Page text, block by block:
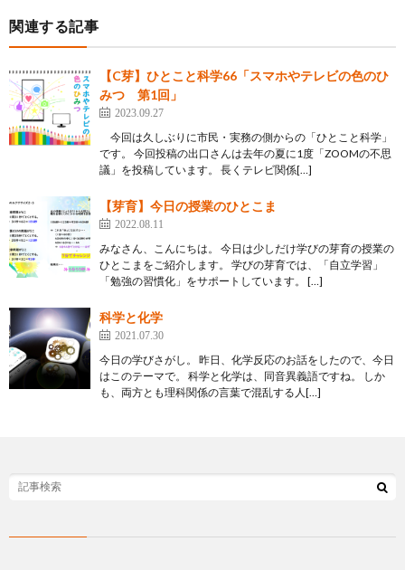
関連する記事
【C芽】ひとこと科学66「スマホやテレビの色のひ
みつ 第1回」
2023.09.27
今回は久しぶりに市民・実務の側からの「ひとこと科学」
です。 今回投稿の出口さんは去年の夏に1度「ZOOMの不思
議」を投稿しています。 長くテレビ関係[…]
【芽育】今日の授業のひとこま
2022.08.11
みなさん、こんにちは。 今日は少しだけ学びの芽育の授業の
ひとこまをご紹介します。 学びの芽育では、「自立学習」
「勉強の習慣化」をサポートしています。 […]
科学と化学
2021.07.30
今日の学びさがし。 昨日、化学反応のお話をしたので、今日
はこのテーマで。 科学と化学は、同音異義語ですね。 しか
も、両方とも理科関係の言葉で混乱する人[…]